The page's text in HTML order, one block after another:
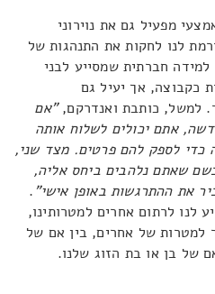
מפעיל גם את נוירוני
לנו לחקות את התנהגות של
למידה חברתית שמסייע לבני
כקבוצה, אך יעיל גם
למשל, כותבת ואנדרקם,"אם
אתם יכולים לשלוח אותה
כדי לספק להם פרטים. מצד שני,
שאתם נלהבים ביחס אליה,
את ההתרגשות באופן אישי".
לנו לרתום אחרים למטרותינו,
למטרות של אחרים, בין אם של
של בן או בת הזוג שלנו.